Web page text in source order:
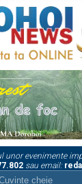
unor evenimente
sau email: